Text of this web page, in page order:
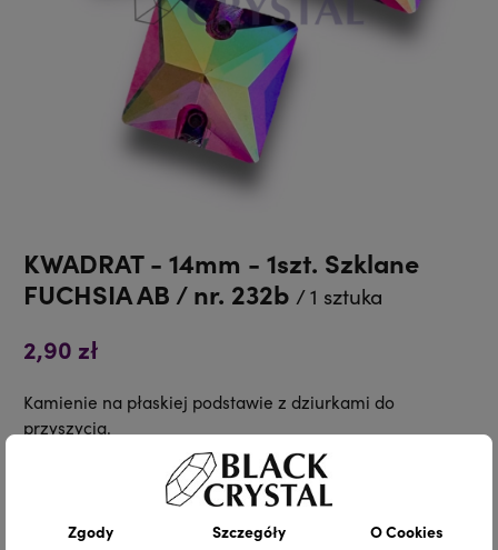
KWADRAT - 14mm - 1szt. Szklane
FUCHSIA AB / nr. 232b / 1 sztuka
2,90 zł
Kamienie na płaskiej podstawie z dziurkami do
przyszycia.
Szczegóły produktu
Zgody Szczegóły O Cookies